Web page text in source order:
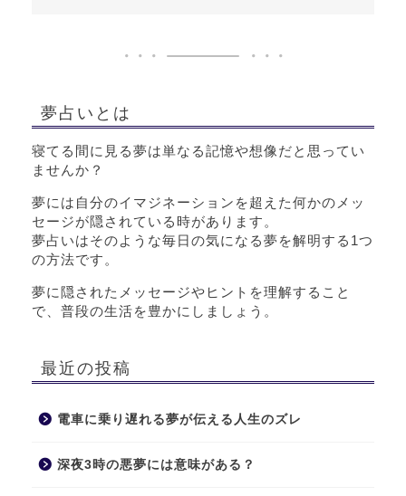
夢占いとは
寝てる間に見る夢は単なる記憶や想像だと思ってい
ませんか？
夢には自分のイマジネーションを超えた何かのメッ
セージが隠されている時があります。
夢占いはそのような毎日の気になる夢を解明する1つ
の方法です。
夢に隠されたメッセージやヒントを理解すること
で、普段の生活を豊かにしましょう。
最近の投稿
電車に乗り遅れる夢が伝える人生のズレ
深夜3時の悪夢には意味がある？